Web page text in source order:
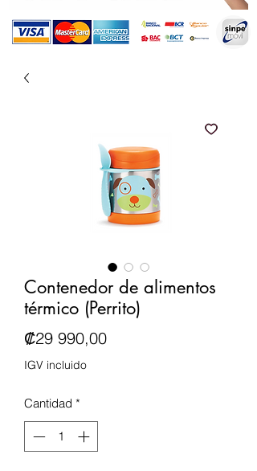
Contenedor de alimentos
térmico (Perrito)
₡29 990,00Precio
IGV incluido
Cantidad *